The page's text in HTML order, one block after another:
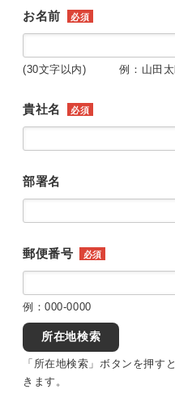
お名前 必須
(30文字以内) 例：山田太
貴社名 必須
部署名
郵便番号 必須
例：000-0000
所在地検索
「所在地検索」ボタンを押す
きます。